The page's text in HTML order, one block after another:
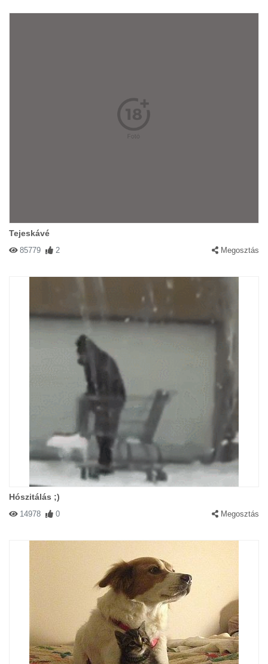
Tejeskávé
85779 2 Megosztás
Hószitálás ;)
14978 0 Megosztás